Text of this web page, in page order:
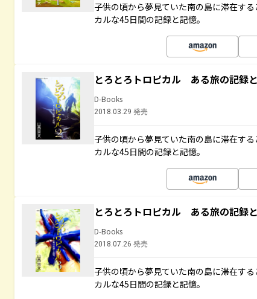
子供の頃から夢見ていた南の島に滞在す
カルな45日間の記録と記憶。
とろとろトロピカル ある旅の記録
D-Books
2018.03.29 発売
子供の頃から夢見ていた南の島に滞在す
カルな45日間の記録と記憶。
とろとろトロピカル ある旅の記録
D-Books
2018.07.26 発売
子供の頃から夢見ていた南の島に滞在す
カルな45日間の記録と記憶。